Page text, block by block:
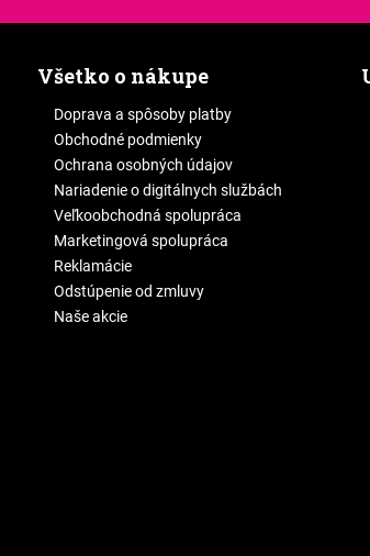
Všetko o nákupe
Doprava a spôsoby platby
Obchodné podmienky
Ochrana osobných údajov
Nariadenie o digitálnych službách
Veľkoobchodná spolupráca
Marketingová spolupráca
Reklamácie
Odstúpenie od zmluvy
Naše akcie